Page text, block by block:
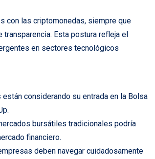
con las criptomonedas, siempre que
Esta postura refleja el
en sectores tecnológicos
considerando su entrada en la Bolsa
bursátiles tradicionales podría
financiero.
deben navegar cuidadosamente